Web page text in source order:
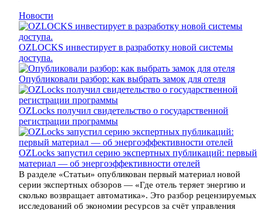
Новости
OZLOCKS инвестирует в разработку новой системы
доступа.
Опубликовали разбор: как выбрать замок для отеля
OZLocks получил свидетельство о государственной
регистрации программы
OZLocks запустил серию экспертных публикаций: первый
материал — об энергоэффективности отелей
В разделе «Статьи» опубликован первый материал новой
серии экспертных обзоров — «Где отель теряет энергию и
сколько возвращает автоматика». Это разбор рецензируемых
исследований об экономии ресурсов за счёт управления